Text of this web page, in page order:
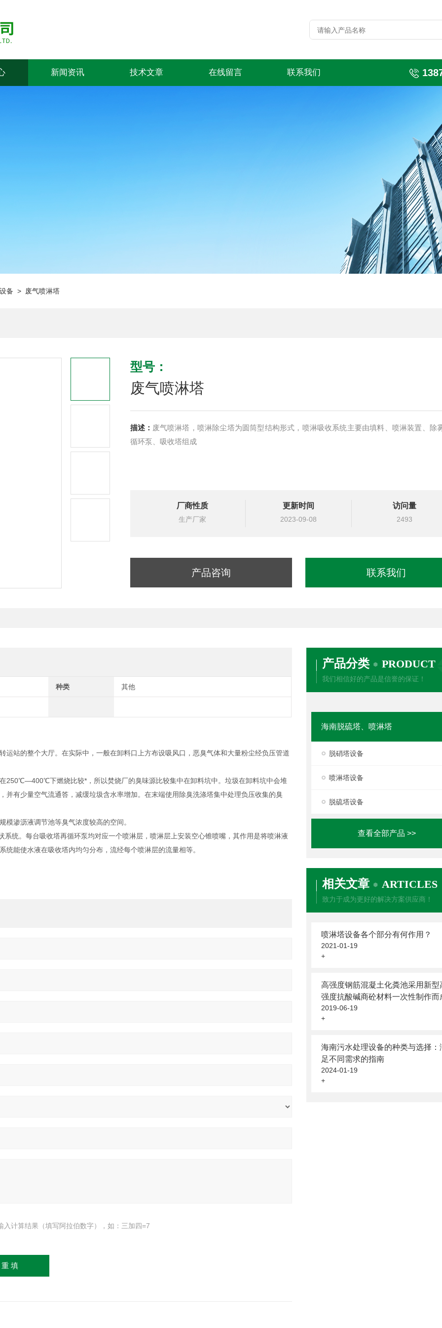
新闻资讯 技术文章 在线留言 联系我们
备 > 废气喷淋塔
型号：
废气喷淋塔
描述： 废气喷淋塔，喷淋除尘塔为圆筒型结构形式，喷淋吸收系统主要由填料、喷淋装置、除
循环泵、吸收塔组成
厂商性质
生产厂家
更新时间
2023-09-08
访问量
2493
产品咨询 联系我们
产品分类 PRODUCT
我们相信好的产品是信誉的保证！
海南脱硫塔、喷淋塔
脱硝塔设备
喷淋塔设备
脱硫塔设备
查看全部产品 >>
相关文章 ARTICLES
致力于成为更好的解决方案供应商！
喷淋塔设备各个部分有何作用？
2021-01-19
+
高强度钢筋混凝土化粪池采用新型
强度抗酸碱商砼材料一次性制作而
2019-06-19
+
海南污水处理设备的种类与选择：
足不同需求的指南
2024-01-19
+
种类 其他
运站的整个大厅。在实际中，一般在卸料口上方布设吸风口，恶臭气体和大量粉尘经负压管道
250℃—400℃下燃烧比较*，所以焚烧厂的臭味源比较集中在卸料坑中。垃圾在卸料坑中会堆
并有少量空气流通答，减缓垃圾含水率增加。在末端使用除臭洗涤塔集中处理负压收集的臭
渗沥液调节池等臭气浓度较高的空间。
统。每台吸收塔再循环泵均对应一个喷淋层，喷淋层上安装空心锥喷嘴，其作用是将喷淋液
能使水液在吸收塔内均匀分布，流经每个喷淋层的流量相等。
入计算结果（填写阿拉伯数字），如：三加四=7